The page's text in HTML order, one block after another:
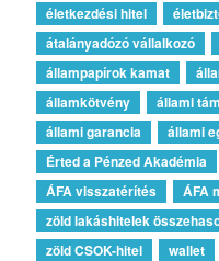
életkezdési hitel
átalányadózó vállalkozó
állampapírok kamat
államkötvény
állami
állami garancia
állami
Érted a Pénzed Akadémia
ÁFA visszatérítés
ÁFA
zöld lakáshitelek
zöld CSOK-hitel
wallet